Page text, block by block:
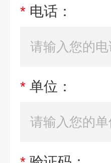
* 电话：
* 单位：